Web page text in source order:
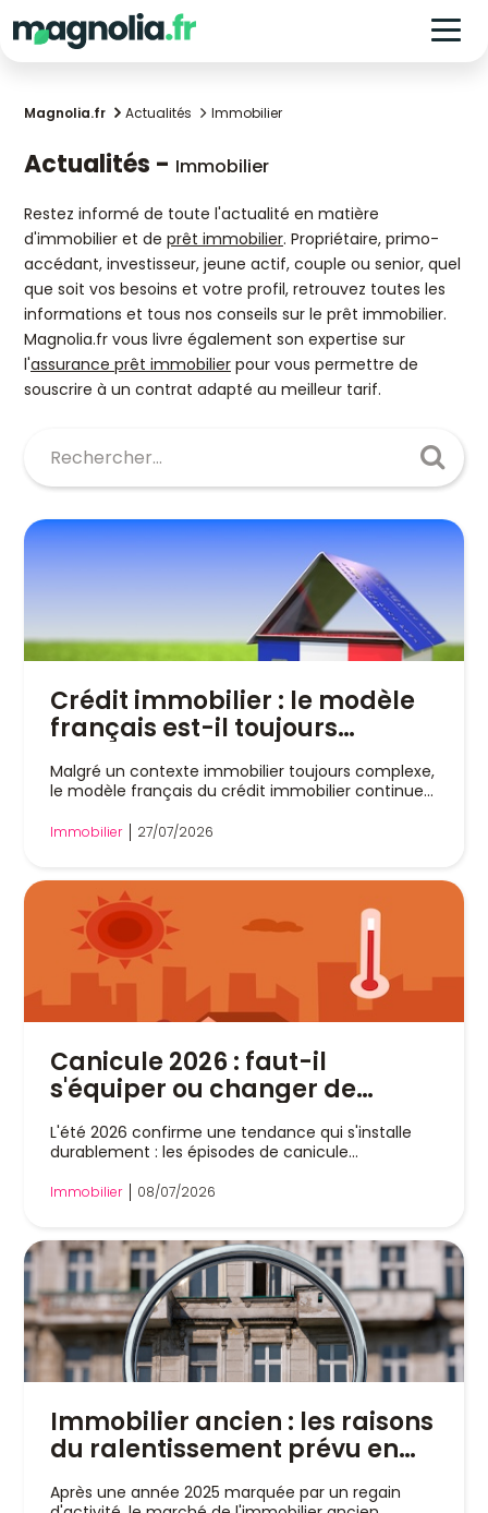
Magnolia.fr Actualités Immobilier
Actualités - Immobilier
Restez informé de toute l'actualité en matière
d'immobilier et de prêt immobilier. Propriétaire, primo-
accédant, investisseur, jeune actif, couple ou senior, quel
que soit vos besoins et votre profil, retrouvez toutes les
informations et tous nos conseils sur le prêt immobilier.
Magnolia.fr vous livre également son expertise sur
l'assurance prêt immobilier pour vous permettre de
souscrire à un contrat adapté au meilleur tarif.
Crédit immobilier : le modèle
français est-il toujours
Malgré un contexte immobilier toujours complexe,
le modèle français du crédit immobilier continue...
Immobilier 27/07/2026
Canicule 2026 : faut-il
s'équiper ou changer de
logement ?
L'été 2026 confirme une tendance qui s'installe
durablement : les épisodes de canicule
Immobilier 08/07/2026
Immobilier ancien : les raisons
du ralentissement prévu en
2026
Après une année 2025 marquée par un regain